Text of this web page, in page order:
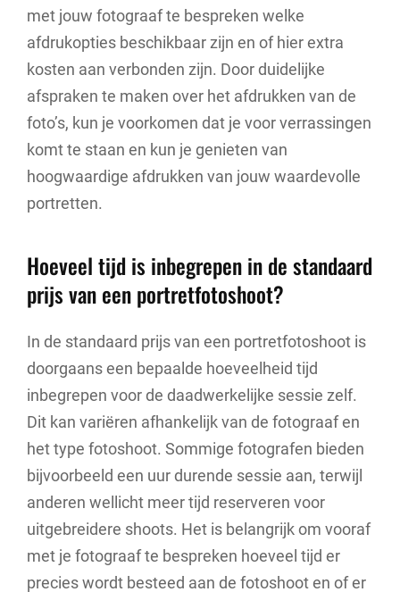
met jouw fotograaf te bespreken welke
afdrukopties beschikbaar zijn en of hier extra
kosten aan verbonden zijn. Door duidelijke
afspraken te maken over het afdrukken van de
foto’s, kun je voorkomen dat je voor verrassingen
komt te staan en kun je genieten van
hoogwaardige afdrukken van jouw waardevolle
portretten.
Hoeveel tijd is inbegrepen in de standaard
prijs van een portretfotoshoot?
In de standaard prijs van een portretfotoshoot is
doorgaans een bepaalde hoeveelheid tijd
inbegrepen voor de daadwerkelijke sessie zelf.
Dit kan variëren afhankelijk van de fotograaf en
het type fotoshoot. Sommige fotografen bieden
bijvoorbeeld een uur durende sessie aan, terwijl
anderen wellicht meer tijd reserveren voor
uitgebreidere shoots. Het is belangrijk om vooraf
met je fotograaf te bespreken hoeveel tijd er
precies wordt besteed aan de fotoshoot en of er